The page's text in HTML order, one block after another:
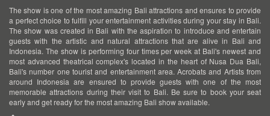
The show is one of the most amazing Bali attractions and ensures to provide
a perfect choice to fulfill your entertainment activities during your stay in Bali.
The show was created in Bali with the aspiration to introduce and entertain
guests with the artistic and natural attractions that are alive in Bali and
Indonesia. The show is performing four times per week at Bali's newest and
most advanced theatrical complex's located in the heart of Nusa Dua Bali,
Bali's number one tourist and entertainment area. Acrobats and Artists from
around Indonesia are ensured to provide guests with one of the most
memorable attractions during their visit to Bali. Be sure to book your seat
early and get ready for the most amazing Bali show available.